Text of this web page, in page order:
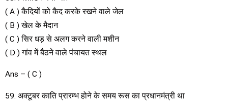
( A ) कैदियों को कैद करके रखने वाले जेल
( B ) खेल के मैदान
( C ) सिर धड़ से अलग करने वाली मशीन
( D ) गांव में बैठने वाले पंचायत स्थल
Ans – ( C )
59. अक्टूबर काति प्रारम्भ होने के समय रूस का प्रधानमंत्री था